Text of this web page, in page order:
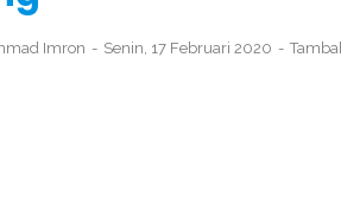
Imron Senin, 17 Februari 2020